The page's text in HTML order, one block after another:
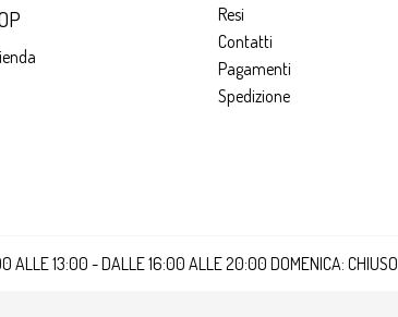
Resi
Contatti
Pagamenti
Spedizione
ALLE 13:00 - DALLE 16:00 ALLE 20:00 DOMENICA: CHIUSO